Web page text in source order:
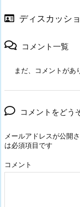
ディスカッシ
コメント一覧
まだ、コメントがあ
コメントをどう
メールアドレスが公開
は必須項目です
コメント